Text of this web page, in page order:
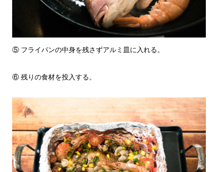
⑤ フライパンの中身を残さずアルミ皿に入れる。
⑥ 残りの食材を投入する。